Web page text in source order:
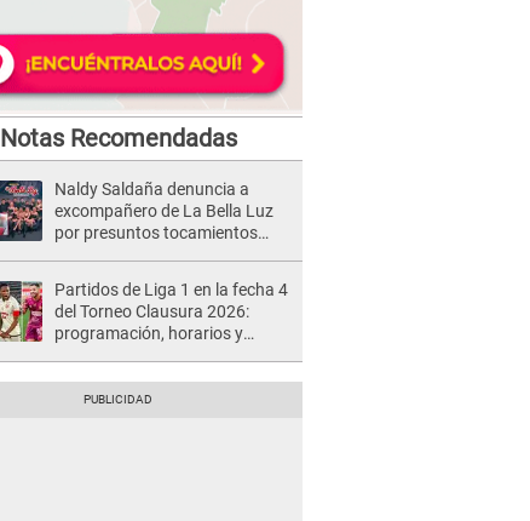
Notas Recomendadas
Naldy Saldaña denuncia a
excompañero de La Bella Luz
por presuntos tocamientos
Partidos de Liga 1 en la fecha 4
del Torneo Clausura 2026:
programación, horarios y